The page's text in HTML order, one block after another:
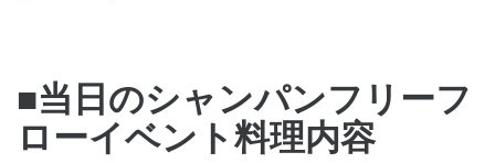
■当日のシャンパンフリーフ
ローイベント料理内容